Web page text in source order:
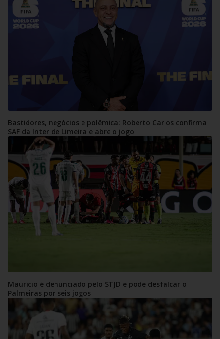
Bastidores, negócios e polêmica: Roberto Carlos confirma
SAF da Inter de Limeira e abre o jogo
Maurício é denunciado pelo STJD e pode desfalcar o
Palmeiras por seis jogos